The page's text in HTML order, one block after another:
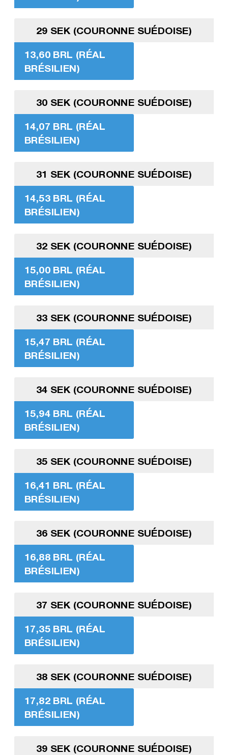
29 SEK (COURONNE SUÉDOISE)
13,60 BRL (RÉAL
BRÉSILIEN)
30 SEK (COURONNE SUÉDOISE)
14,07 BRL (RÉAL
BRÉSILIEN)
31 SEK (COURONNE SUÉDOISE)
14,53 BRL (RÉAL
BRÉSILIEN)
32 SEK (COURONNE SUÉDOISE)
15,00 BRL (RÉAL
BRÉSILIEN)
33 SEK (COURONNE SUÉDOISE)
15,47 BRL (RÉAL
BRÉSILIEN)
34 SEK (COURONNE SUÉDOISE)
15,94 BRL (RÉAL
BRÉSILIEN)
35 SEK (COURONNE SUÉDOISE)
16,41 BRL (RÉAL
BRÉSILIEN)
36 SEK (COURONNE SUÉDOISE)
16,88 BRL (RÉAL
BRÉSILIEN)
37 SEK (COURONNE SUÉDOISE)
17,35 BRL (RÉAL
BRÉSILIEN)
38 SEK (COURONNE SUÉDOISE)
17,82 BRL (RÉAL
BRÉSILIEN)
39 SEK (COURONNE SUÉDOISE)